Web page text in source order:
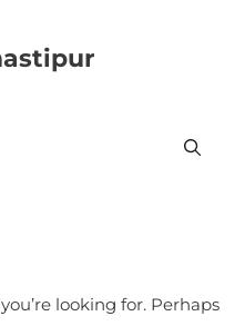
looking for. Perhaps